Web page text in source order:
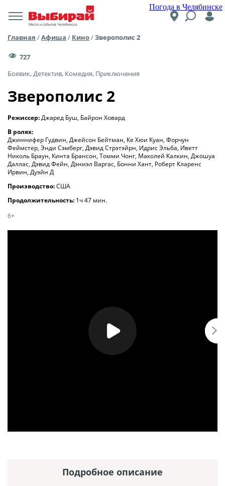
Погода в Челябинске
Места и события Челябинска
Главная /Афиша / Кино/Зверополис 2
727
Боевик, Детектив, Комедия, Приключения
Зверополис 2
Режиссер:Джаред Буш, Байрон Ховард
В ролях:
Джиннифер Гудвин, Джейсон Бейтман, Ке Хюи Куан, Форчун
Феймстер, Энди Сэмберг, Дэвид Стрэтэйрн, Идрис Эльба, Иветт
Николь Браун, Кинта Брансон, Томми Чонг, Маколей Калкин, Джошуа
Даллас, Дэвид Фейн, Дэниэл Варгас, Бонни Хант, Роберт Кларенс
Ирвин, Дуэйн Д
Производство:США
Продолжительность: 1ч 47 мин.
6+
Подробное описание